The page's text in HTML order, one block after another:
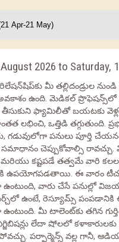
2026 to Saturday,
మీ తల్లిదండ్రుల నుండి
ఉంది. మెడికల్
తీసుకుని ఫ్యామిలీతో బయటకు
లభించి, ఒత్తిడి తగ్గుతుంది.
గడువులోగా పనులు పూర్తి
సమాధానం చెప్పుకోవాల్సి రావచ్చు.
కష్టపడే తత్వమే వారి
ఉపయోగపడతాయి. ఈ వారం
వారు చేసే పనుల్లో
ఉంటే, రెస్యూమ్స్
మీ టాలెంట్‌కు తగిన
లేదా షోలలో
పర్ఫార్మెన్స్ వల్ల గానీ,